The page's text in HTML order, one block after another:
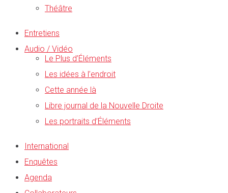
Théâtre
Entretiens
Audio / Vidéo
Le Plus d’Éléments
Les idées à l’endroit
Cette année là
Libre journal de la Nouvelle Droite
Les portraits d’Éléments
International
Enquêtes
Agenda